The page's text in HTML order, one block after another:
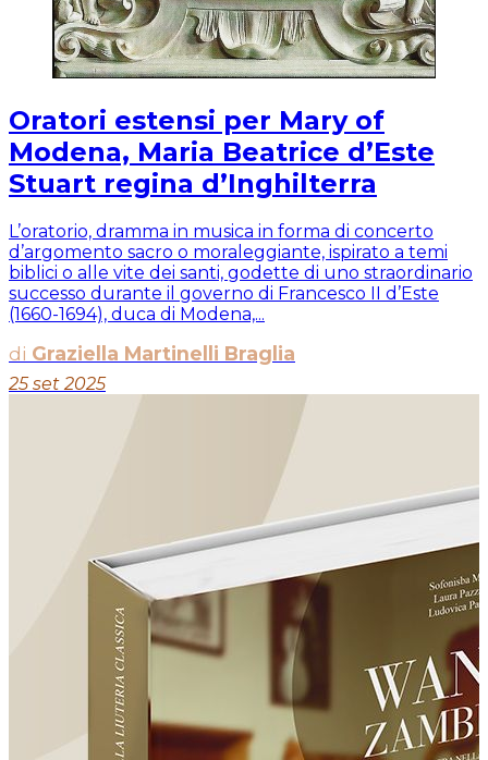
Oratori estensi per Mary of
Modena, Maria Beatrice d’Este
Stuart regina d’Inghilterra
L’oratorio, dramma in musica in forma di concerto
d’argomento sacro o moraleggiante, ispirato a temi
biblici o alle vite dei santi, godette di uno straordinario
successo durante il governo di Francesco II d’Este
(1660-1694), duca di Modena,...
di Graziella Martinelli Braglia
25 set 2025